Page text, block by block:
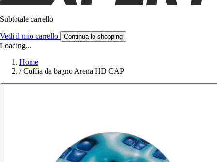
Subtotale carrello
Vedi il mio carrello Continua lo shopping
Loading...
Home
/ Cuffia da bagno Arena HD CAP